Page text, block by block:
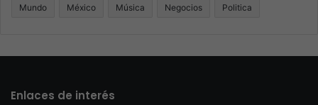
Mundo México Música Negocios Politica
Enlaces de interés